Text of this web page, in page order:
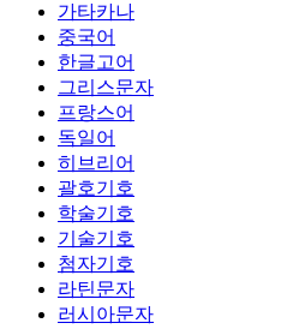
가타카나
중국어
한글고어
그리스문자
프랑스어
독일어
히브리어
괄호기호
학술기호
기술기호
첨자기호
라틴문자
러시아문자